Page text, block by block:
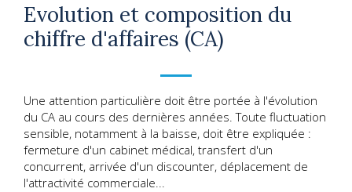
Evolution et composition du
chiffre d'affaires (CA)
Une attention particulière doit être portée à l'évolution
du CA au cours des dernières années. Toute fluctuation
sensible, notamment à la baisse, doit être expliquée :
fermeture d'un cabinet médical, transfert d'un
concurrent, arrivée d'un discounter, déplacement de
l'attractivité commerciale...